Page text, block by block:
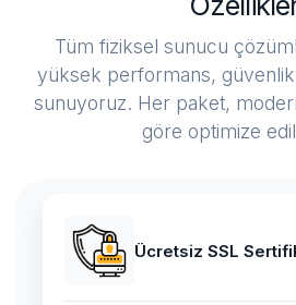
Tüm fiziksel sunucu
yüksek performans,
sunuyoruz. Her paket,
göre optimize
Ücretsiz SSL